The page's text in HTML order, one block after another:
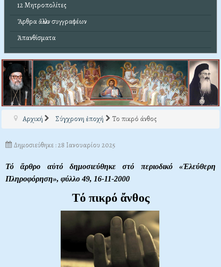
12 Μητροπολίτες
Ἄρθρα ἄλλων συγγραφέων
Ἀπανθίσματα
Αρχική Σύγχρονη ἐποχή Το πικρό άνθος
Δημοσιεύθηκε : 28 Ιανουαρίου 2025
Τό ἄρθρο αὐτό δημοσιεύθηκε στό περιοδικό «Ἐλεύθερη
Πληροφόρηση», φύλλο 49, 16-11-2000
Tό πικρό ἄνθος